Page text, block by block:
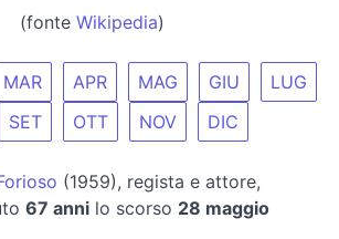
(fonte Wikipedia)
MAR APR MAG GIU
LUG
SET OTT NOV DIC
(1959), regista e attore,
67 annilo scorso 28 maggio